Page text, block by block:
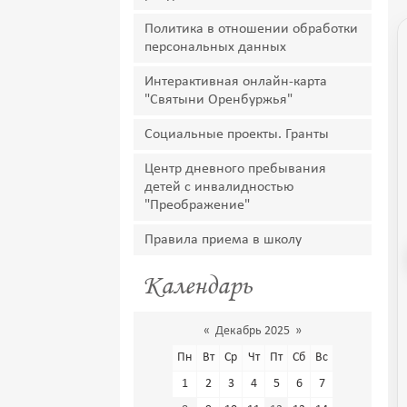
Политика в отношении обработки
персональных данных
Интерактивная онлайн-карта
"Святыни Оренбуржья"
Социальные проекты. Гранты
Центр дневного пребывания
детей с инвалидностью
"Преображение"
Правила приема в школу
Календарь
« Декабрь 2025 »
Пн
Вт Ср Чт Пт Сб
Вс
1
2 3 4 5 6
7